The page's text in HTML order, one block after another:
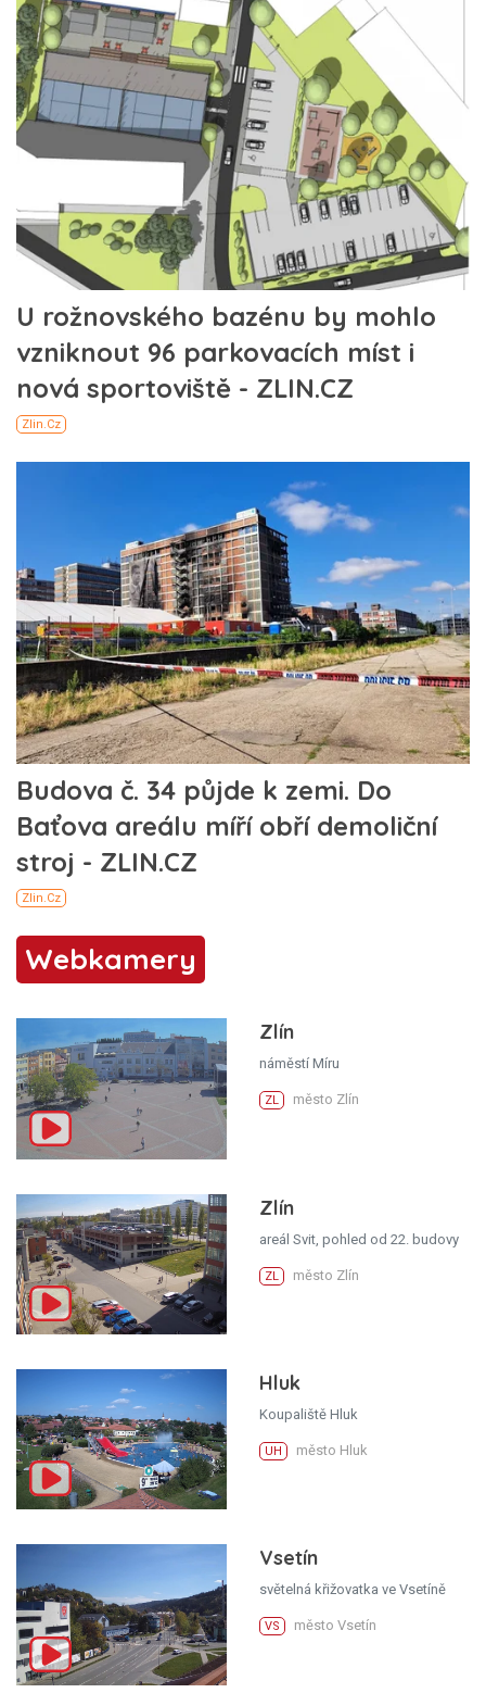
Webkamery
Zlín
náměstí Míru
ZL město Zlín
Zlín
areál Svit, pohled od 22. budovy
ZL město Zlín
Hluk
Koupaliště Hluk
UH město Hluk
Vsetín
světelná křižovatka ve Vsetíně
VS město Vsetín